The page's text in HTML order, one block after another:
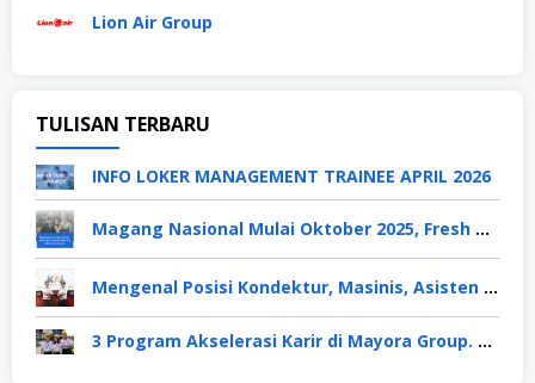
Lion Air Group
TULISAN TERBARU
INFO LOKER MANAGEMENT TRAINEE APRIL 2026
Magang Nasional Mulai Oktober 2025, Fresh Graduate Dapat Gaji UMP Selama 6 Bulan
Mengenal Posisi Kondektur, Masinis, Asisten PPKA, Pemeliharaan Sarana dan Prasarana, Polsuska (Polisi Khusus Kereta Api), di PT KAI
3 Program Akselerasi Karir di Mayora Group. Apa Saja? Berikut Penjelasannya